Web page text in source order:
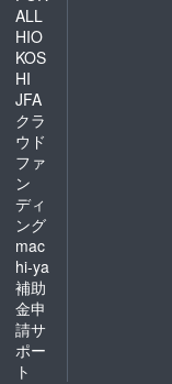
ALL
HIO
KOS
HI
JFA
クラ
ウド
ファ
ン
ディ
ング
mac
hi-ya
補助
金申
請サ
ポー
ト